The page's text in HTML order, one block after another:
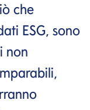
che
ESG, sono
non